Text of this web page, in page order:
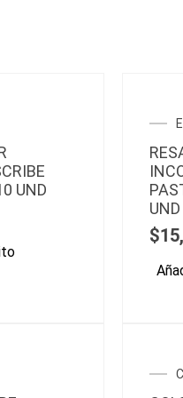
UND
UND
$